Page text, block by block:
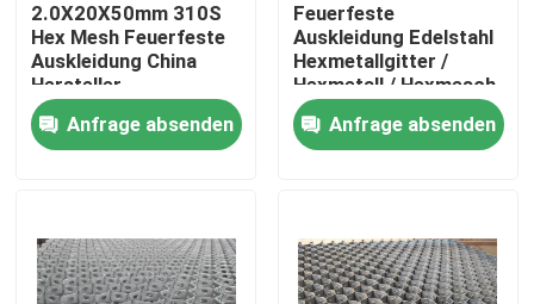
Haus
Videos
2.0X20X50mm 310S
Hex Mesh Feuerfeste
Auskleidung China
Hersteller
Anfrage absenden
Feuerfeste
Auskleidung Edelstahl
Hexmetallgitter /
Hexmetall / Hexmesch
Lieferant Form China
Anfrage absenden